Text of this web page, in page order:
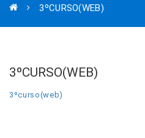
3ºCURSO(WEB)
3ºCURSO(WEB)
3ºcurso(web)